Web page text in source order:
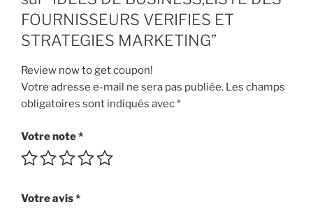
FOURNISSEURS VERIFIES ET
STRATEGIES MARKETING”
Review now to get coupon!
Votre adresse e-mail ne sera pas publiée. Les champs
obligatoires sont indiqués avec*
Votre note*
Votre avis*